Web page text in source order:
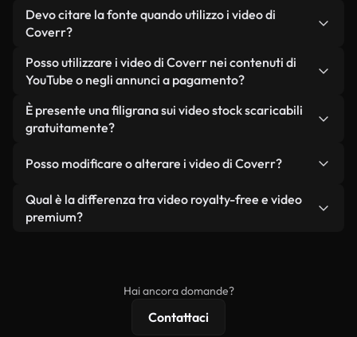
mantengono alta la qualità, riducono al minimo i
tempi di caricamento e migliorano parametri
come LCP.
Puoi crearne uno all'istante utilizzando Coverr AI
Studio. Ti basta descrivere la scena, ad esempio
pochi secondi un video personalizzato in
conformità con i nostri standard di licenza.
Devo citare la fonte quando utilizzo i video di
Coverr?
Non è richiesto alcun riconoscimento dell'autore.
Tutti i video presenti nella nostra libreria sono
senza citare il creatore, sebbene sia sempre
gradito.
Posso utilizzare i video di Coverr nei contenuti di
YouTube o negli annunci a pagamento?
Sì. Tutti i filmati di Coverr possono essere utilizzati
in video monetizzati su YouTube, promozioni sui
condizione che non si rivendano o ridistribuiscano
È presente una filigrana sui video stock scaricabili
gratuitamente?
reali o generati dall'intelligenza artificiale, include
filigrane. Avrai a disposizione filmati puliti e pronti
all'uso.
Posso modificare o alterare i video di Coverr?
Sì. Siete liberi di tagliare, ritagliare o remixare i
nostri video. Assicuratevi solo che il prodotto
Qual è la differenza tra video royalty-free e video
premium?
Hai ancora domande?
Contattaci